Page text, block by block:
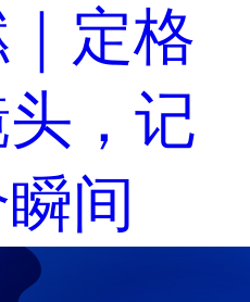
定格
，记
间